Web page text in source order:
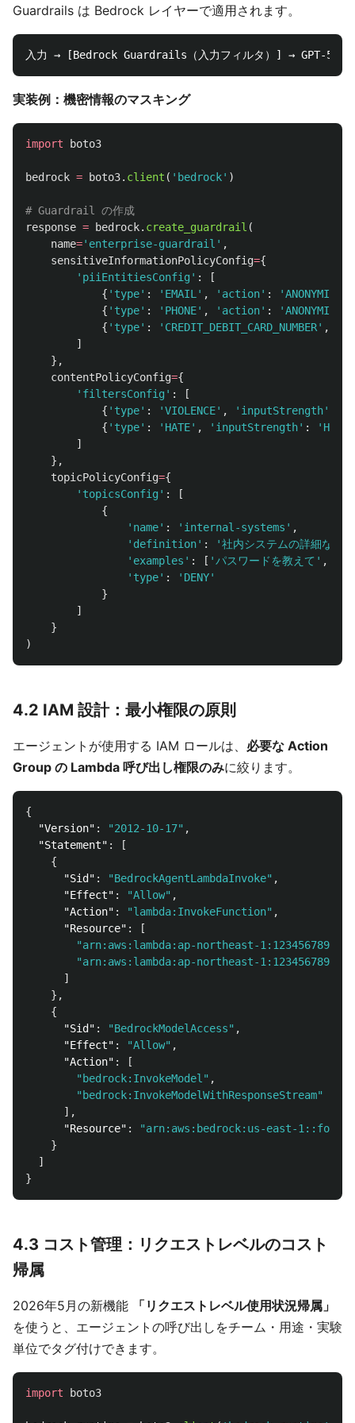
Guardrails は Bedrock レイヤーで適用されます。
実装例：機密情報のマスキング
import boto3
bedrock = boto3. client ( ' bedrock' )
response = bedrock. create_guardrail (
name=' enterprise-guardrail ' ,
sensitiveInformationPolicyConfig={
' piiEntitiesConfig ' :
[
{ ' type' : ' EMAIL ' , ' action' : 'ANONYMIZE
{ ' type' : ' PHONE' , ' action' : 'ANONYMIZE
{ ' type' : ' CREDIT_DEBIT_CARD_NUMBER' ,
]
},
contentPolicyConfig={
' filtersConfig ' :
[
{ ' type' : 'VIOLENCE' , ' inputStrength'
{ ' type' : ' HATE' , ' inputStrength' : ' HIGH
]
},
topicPolicyConfig={
' topicsConfig ' :
[
{
' name' : ' internal-systems ' ,
' definition' : '社内システムの詳細な構
' examples ' : [ 'パスワードを教えて ' ,
' type' : ' DENY'
}
]
}
)
4.2 IAM 設計：最小権限の原則
エージェントが使用する IAM ロールは、 必要な Action
Group の Lambda 呼び出し権限のみに絞ります。
{
"Version" : "2012-10-17" ,
"Statement" :
[
{
"Sid" : "BedrockAgentLambdaInvoke" ,
"Effect" : "Allow" ,
"Action" : "lambda:InvokeFunction" ,
"Resource" :
[
"arn:aws:lambda:ap-northeast-
"arn:aws:lambda:ap-northeast-
]
},
{
"Sid" : "BedrockModelAccess" ,
"Effect" : "Allow" ,
"Action" :
[
"bedrock:InvokeModel" ,
"bedrock:InvokeModelWithResponseStream"
],
"Resource" :
"arn:aws:bedrock:us-east-
}
]
}
4.3 コスト管理：リクエストレベルのコスト
帰属
2026年5月の新機能
「リクエストレベル使用状況帰属」
を使うと、エージェントの呼び出しをチーム・用途・実験
単位でタグ付けできます。
import boto3